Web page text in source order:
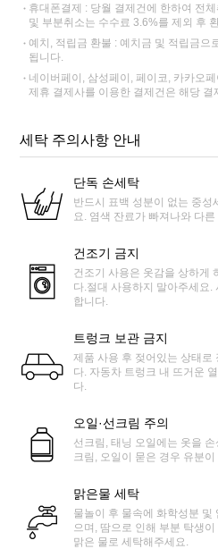
휴대폰결제 : 당월 결제건에 한하여 전
및 부분취소는 수수료 3.6%를 제외 후
예치, 적립금 환불 : 예치금 및 적립금으
됩니다.
네이버페이, 삼성페이, 페이코, 카카오
제휴 결제사를 이용한 결제건은 해당 결
세탁 주의사항 안내
단독 손세탁
반드시 표백 성분이 없는 중성
요. 염색 잔료가 빠져나와 다
건조기 금지
건조기 사용은 옷감을 상하게
다.절대 사용하지 말아주세요
합니다.
트렁크 보관 금지
제품 사용 후 젖어있는 상태로
다. 자동차 트렁크 내 뜨거운
다.
오일·선크림 주의
선크림, 태닝 오일에는 옷을
크림, 오일이 묻은 경우 유분
맑은물 세탁
물놀이 후 물속에 화학성분 및
으며, 땀으로 인해 부분 탁생
맑은 물로 세탁해주세요.